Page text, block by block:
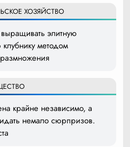
ХОЗЯЙСТВО
элитную
методом
крайне независимо, а
немало сюрпризов.